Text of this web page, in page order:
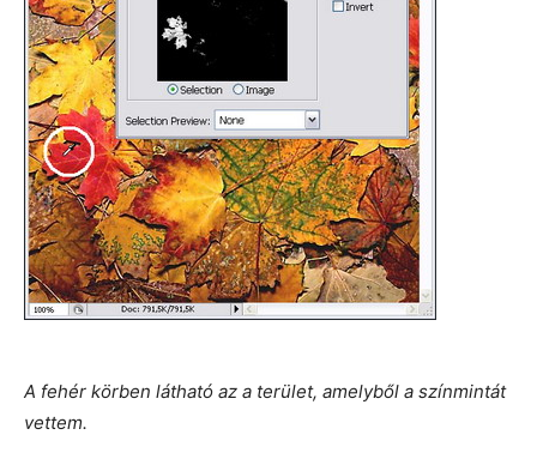
A fehér körben látható az a terület, amelyből a színmintát
vettem.